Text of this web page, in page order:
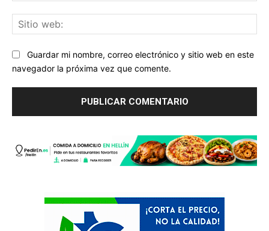
Guardar mi nombre, correo electrónico y sitio web en este
navegador la próxima vez que comente.